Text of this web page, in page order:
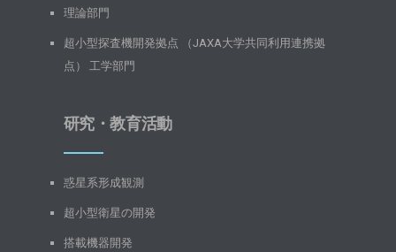
理論部門
超小型探査機開発拠点 （JAXA大学共同利用連携拠
点） 工学部門
研究・教育活動
惑星系形成観測
超小型衛星の開発
搭載機器開発